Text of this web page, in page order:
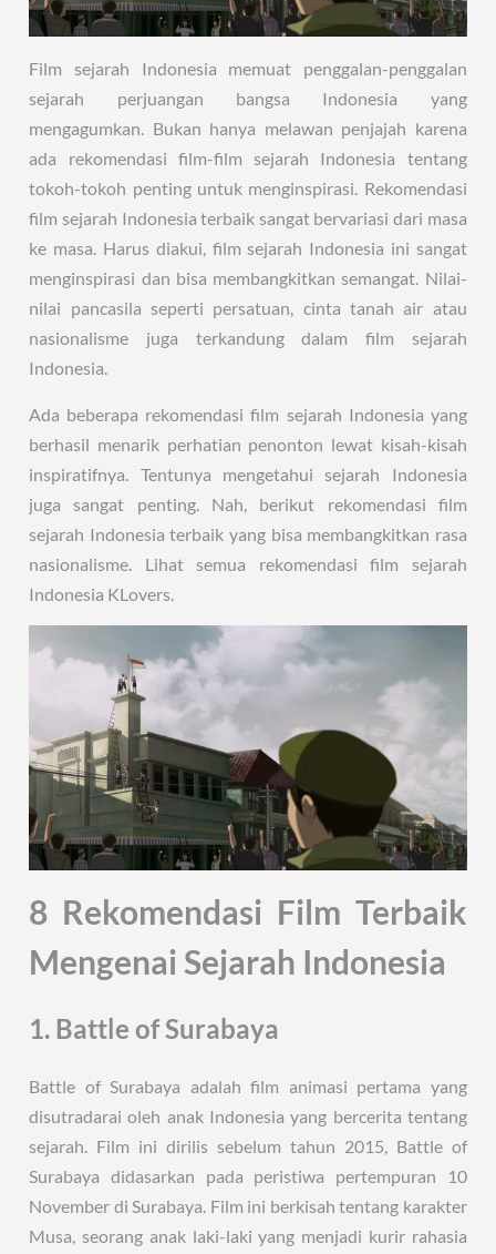
Film sejarah Indonesia memuat penggalan-penggalan
sejarah perjuangan bangsa Indonesia yang
mengagumkan. Bukan hanya melawan penjajah karena
ada rekomendasi film-film sejarah Indonesia tentang
tokoh-tokoh penting untuk menginspirasi. Rekomendasi
film sejarah Indonesia terbaik sangat bervariasi dari masa
ke masa. Harus diakui, film sejarah Indonesia ini sangat
menginspirasi dan bisa membangkitkan semangat. Nilai-
nilai pancasila seperti persatuan, cinta tanah air atau
nasionalisme juga terkandung dalam film sejarah
Indonesia.
Ada beberapa rekomendasi film sejarah Indonesia yang
berhasil menarik perhatian penonton lewat kisah-kisah
inspiratifnya. Tentunya mengetahui sejarah Indonesia
juga sangat penting. Nah, berikut rekomendasi film
sejarah Indonesia terbaik yang bisa membangkitkan rasa
nasionalisme. Lihat semua rekomendasi film sejarah
Indonesia KLovers.
8 Rekomendasi Film Terbaik
Mengenai Sejarah Indonesia
1. Battle of Surabaya
Battle of Surabaya adalah film animasi pertama yang
disutradarai oleh anak Indonesia yang bercerita tentang
sejarah. Film ini dirilis sebelum tahun 2015, Battle of
Surabaya didasarkan pada peristiwa pertempuran 10
November di Surabaya. Film ini berkisah tentang karakter
Musa, seorang anak laki-laki yang menjadi kurir rahasia